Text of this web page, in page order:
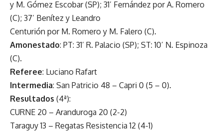
y M. Gómez Escobar (SP); 31’ Fernández por A. Romero
(C); 37’ Benítez y Leandro
Centurión por M. Romero y M. Falero (C).
Amonestado: PT: 31’ R. Palacio (SP); ST: 10’ N. Espinoza
(C).
Referee: Luciano Rafart
Intermedia: San Patricio 48 – Capri 0 (5 – 0).
Resultados (4ª):
CURNE 20 – Aranduroga 20 (2-2)
Taraguy 13 – Regatas Resistencia 12 (4-1)